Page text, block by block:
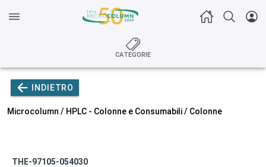
CATEGORIE
INDIETRO
Microcolumn / HPLC - Colonne e Consumabili/ Colonne
THE-97105-054030